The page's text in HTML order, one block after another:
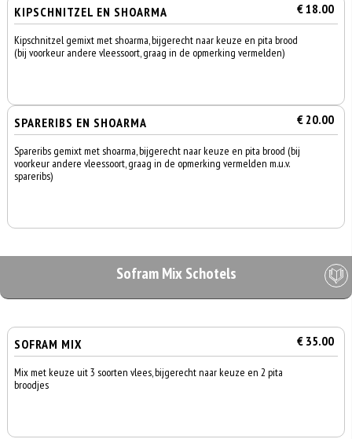
KIPSCHNITZEL EN SHOARMA € 18.00
Kipschnitzel gemixt met shoarma, bijgerecht naar keuze en pita brood
(bij voorkeur andere vleessoort, graag in de opmerking vermelden)
SPARERIBS EN SHOARMA € 20.00
Spareribs gemixt met shoarma, bijgerecht naar keuze en pita brood (bij
voorkeur andere vleessoort, graag in de opmerking vermelden m.u.v.
spareribs)
Sofram Mix Schotels
SOFRAM MIX € 35.00
Mix met keuze uit 3 soorten vlees, bijgerecht naar keuze en 2 pita
broodjes